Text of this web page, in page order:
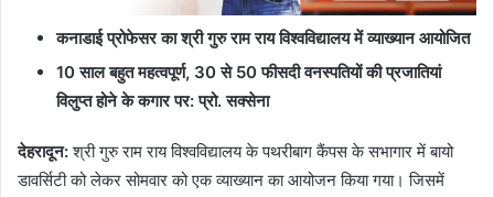
कनाडाई प्रोफेसर का श्री गुरु राम राय विश्वविद्यालय में व्याख्यान आयोजित
10 साल बहुत महत्वपूर्ण, 30 से 50 फीसदी वनस्पतियों की प्रजातियां
विलुप्त होने के कगार पर: प्रो. सक्सेना
देहरादून:श्री गुरु राम राय विश्वविद्यालय के पथरीबाग कैंपस के सभागार में बायो
डावर्सिटी को लेकर सोमवार को एक व्याख्यान का आयोजन किया गया। जिसमें